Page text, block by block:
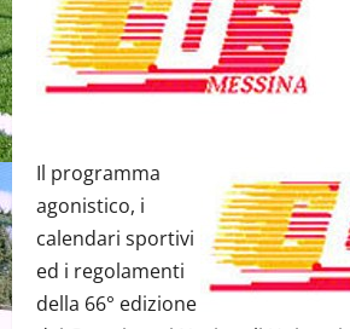
Il programma
agonistico, i
calendari sportivi
ed i regolamenti
della 66° edizione